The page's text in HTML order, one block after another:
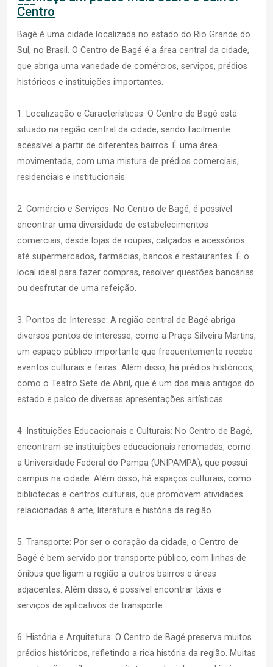
Centro
Bagé é uma cidade localizada no estado do Rio Grande do
Sul, no Brasil. O Centro de Bagé é a área central da cidade,
que abriga uma variedade de comércios, serviços, prédios
históricos e instituições importantes.
1. Localização e Características: O Centro de Bagé está
situado na região central da cidade, sendo facilmente
acessível a partir de diferentes bairros. É uma área
movimentada, com uma mistura de prédios comerciais,
residenciais e institucionais.
2. Comércio e Serviços: No Centro de Bagé, é possível
encontrar uma diversidade de estabelecimentos
comerciais, desde lojas de roupas, calçados e acessórios
até supermercados, farmácias, bancos e restaurantes. É o
local ideal para fazer compras, resolver questões bancárias
ou desfrutar de uma refeição.
3. Pontos de Interesse: A região central de Bagé abriga
diversos pontos de interesse, como a Praça Silveira Martins,
um espaço público importante que frequentemente recebe
eventos culturais e feiras. Além disso, há prédios históricos,
como o Teatro Sete de Abril, que é um dos mais antigos do
estado e palco de diversas apresentações artísticas.
4. Instituições Educacionais e Culturais: No Centro de Bagé,
encontram-se instituições educacionais renomadas, como
a Universidade Federal do Pampa (UNIPAMPA), que possui
campus na cidade. Além disso, há espaços culturais, como
bibliotecas e centros culturais, que promovem atividades
relacionadas à arte, literatura e história da região.
5. Transporte: Por ser o coração da cidade, o Centro de
Bagé é bem servido por transporte público, com linhas de
ônibus que ligam a região a outros bairros e áreas
adjacentes. Além disso, é possível encontrar táxis e
serviços de aplicativos de transporte.
6. História e Arquitetura: O Centro de Bagé preserva muitos
prédios históricos, refletindo a rica história da região. Muitas